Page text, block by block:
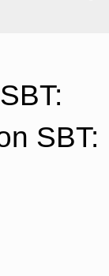
SBT: